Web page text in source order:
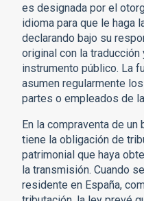
es designada por el
idioma para que le haga
declarando bajo su
original con la
instrumento público. La
asumen regularmente
partes o empleados de
En la compraventa de
tiene la obligación de
patrimonial que haya
la transmisión. Cuando
residente en España,